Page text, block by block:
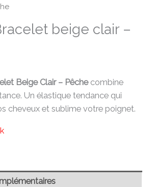
beige clair –
Beige Clair – Pêchecombine
Un élastique tendance qui
cheveux et sublime votre poignet.